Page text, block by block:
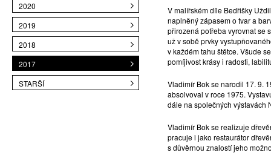
2020
2019
2018
2017
STARŠÍ
V malířském díle Bedřišky
naplněný zápasem o tvar a
přirozená potřeba vyrovnat se
už v sobě prvky
v každém tahu štětce. Všude
pomíjivost krásy i radosti,
Vladimír Bok se narodil 17. 9.
absolvoval v roce 1975.
dále na společných výstavách
Vladimír Bok se realizuje
pracuje i jako restaurátor
s důvěrnou znalostí jeho